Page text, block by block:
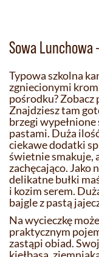
Sowa Lunchowa
Typowa szkolna
zgniecionymi
pośrodku? Zobacz
Znajdziesz tam
brzegi
pastami. Duża
ciekawe dodatki
świetnie smakuje,
zachęcająco. Jako
delikatne bułki
i kozim serem.
bajgle z pastą
Na wycieczkę
praktycznym
zastąpi obiad.